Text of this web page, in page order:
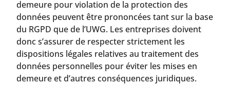
demeure pour violation de la protection des
données peuvent être prononcées tant sur la base
du RGPD que de l’UWG. Les entreprises doivent
donc s’assurer de respecter strictement les
dispositions légales relatives au traitement des
données personnelles pour éviter les mises en
demeure et d’autres conséquences juridiques.